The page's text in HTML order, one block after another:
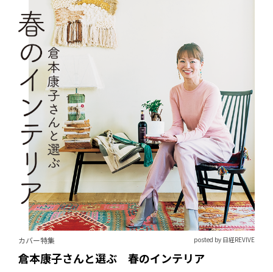
カバー特集 posted by 日経REVIVE
倉本康子さんと選ぶ 春のインテリア